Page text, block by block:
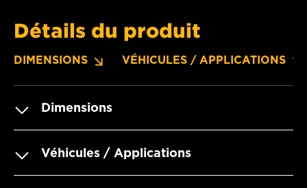
Détails du produit
DIMENSIONS VÉHICULES / APPLICATIONS
Dimensions
Véhicules / Applications